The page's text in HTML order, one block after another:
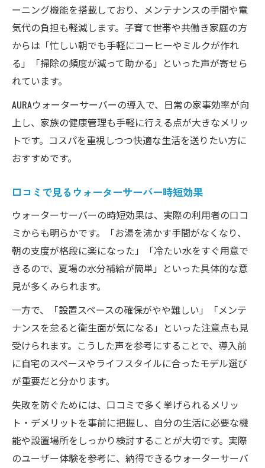
ーニング機能を搭載しており、メンテナンスの手間や電
気代の負担も軽減します。子育て世帯や共働き家庭の方
からは「忙しい朝でも手軽にコーヒーやミルクが作れ
る」「掃除の頻度が減って助かる」といった声が寄せら
れています。
AURAウォーターサーバーの導入で、日常の家事効率が向
上し、家族の健康管理も手軽に行える点が大きなメリッ
トです。コスパを重視しつつ快適な生活を送りたい方に
おすすめです。
口コミで見るウォーターサーバー時短効果
ウォーターサーバーの時短効果は、実際の利用者の口コ
ミからも明らかです。「お湯を沸かす手間がなくなり、
朝の支度が格段に楽になった」「冷たい水をすぐ用意で
きるので、夏場の水分補給が簡単」といった具体的な意
見が多くみられます。
一方で、「設置スペースの確保がやや難しい」「メンテ
ナンスを怠ると衛生面が気になる」といった注意点も見
受けられます。こうした声を参考にすることで、導入前
に自宅のスペースやライフスタイルに合ったモデル選び
が重要だと分かります。
失敗を防ぐためには、口コミで多く挙げられるメリッ
ト・デメリットを事前に把握し、自分の生活に必要な機
能や設置場所をしっかり検討することが大切です。実際
のユーザー体験を参考に、納得できるウォーターサーバ